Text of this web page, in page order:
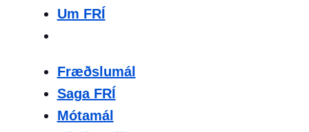
Um FRÍ
Fræðslumál
Saga FRÍ
Mótamál